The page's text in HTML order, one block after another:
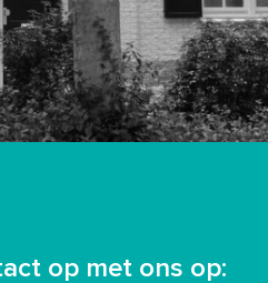
op met ons op: